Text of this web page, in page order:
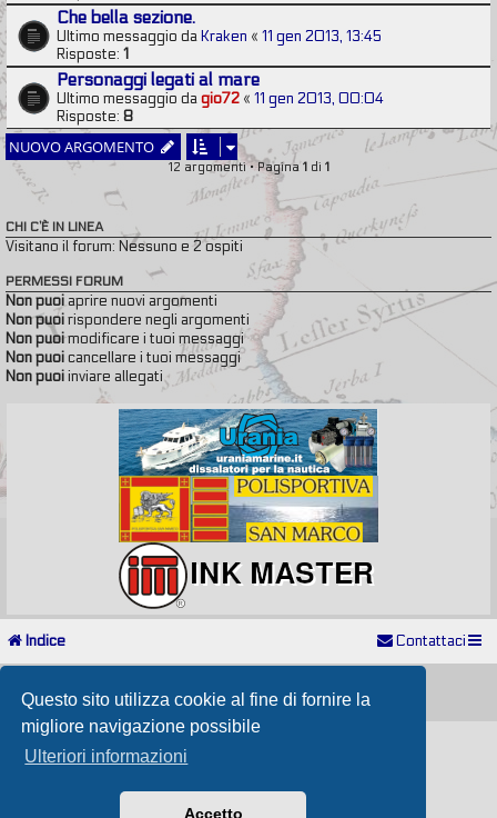
Questo sito utilizza cookie al fine di fornire la
migliore navigazione possibile
Ulteriori informazioni
Accetto
Che bella sezione.
Ultimo messaggio daKraken « 11 gen 2013, 13:45
Risposte: 1
Personaggi legati al mare
Ultimo messaggio dagio72 « 11 gen 2013, 00:04
Risposte: 8
NUOVO ARGOMENTO
12 argomenti • Pagina 1 di 1
CHI C’È IN LINEA
Visitano il forum: Nessuno e 2 ospiti
PERMESSI FORUM
Non puoiaprire nuovi argomenti
Non puoirispondere negli argomenti
Non puoimodificare i tuoi messaggi
Non puoicancellare i tuoi messaggi
Non puoiinviare allegati
Indice Contattaci
Passione Nutica 2017 style created byMakrov
Traduzione Italiana phpBB-Store.it